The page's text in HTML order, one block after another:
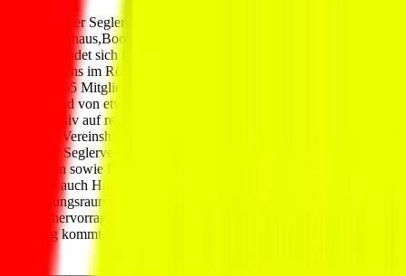
Der Husumer Seglerverein besteht seit 1928. Das Vereinsgelände
mit Vereinshaus,Bootshallen und den Liegenplätzen für fast 50
Boote befindet sich im südöstlichsten Teil des Husumer
Außenhafens im Rödemiser Priel. Im Husumer Segler-Verein sind
zur Zeit 165 Mitglieder inclusive einer großen Jugendgruppe und
ein Bestand von etwa 50 Booten zu finden. Jugendausbildung wird
sehr intensiv auf rein ehrenamtlicher Basis betrieben.Die Ausbildung
findet im Vereinshaus sowie auf dem Wasser statt.Hierzu stellt der
Husumer Seglerverein für seine Jugendlichen gern viele Optimisten
und Jollen sowie Begleitboote zur Verfügung.Der Seglerverein hält
natürlich auch Hallenfläche sowie Bootsanhänger und natürlich den
Ausbildungsraum vor. Wir sind stolz auf die große Jugendgruppe
und sie hervorragende Ausbildung;die Unterstützung durch
Gooding kommt ausschließlich unserer Jugendarbeit zu Gute.